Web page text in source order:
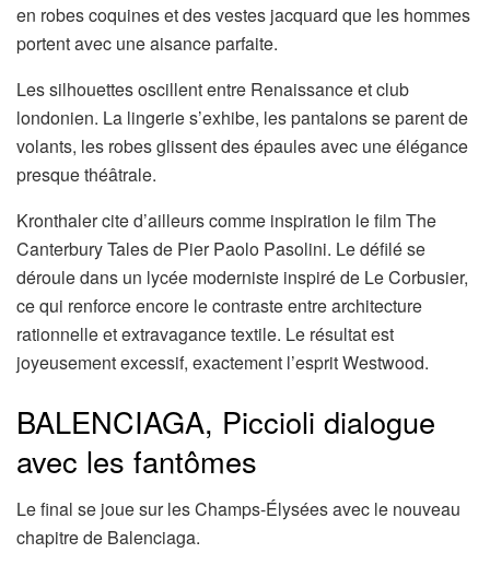
en robes coquines et des vestes jacquard que les hommes
portent avec une aisance parfaite.
Les silhouettes oscillent entre Renaissance et club
londonien. La lingerie s’exhibe, les pantalons se parent de
volants, les robes glissent des épaules avec une élégance
presque théâtrale.
Kronthaler cite d’ailleurs comme inspiration le film The
Canterbury Tales de Pier Paolo Pasolini. Le défilé se
déroule dans un lycée moderniste inspiré de Le Corbusier,
ce qui renforce encore le contraste entre architecture
rationnelle et extravagance textile. Le résultat est
joyeusement excessif, exactement l’esprit Westwood.
BALENCIAGA, Piccioli dialogue
avec les fantômes
Le final se joue sur les Champs-Élysées avec le nouveau
chapitre de Balenciaga.